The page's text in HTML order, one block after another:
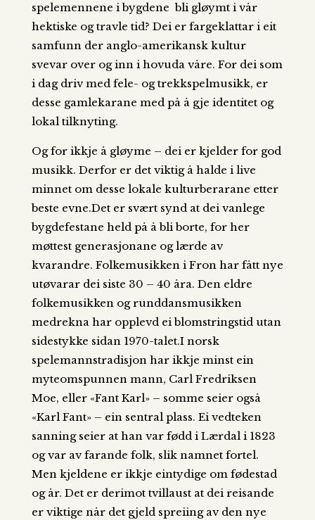
spelemennene i bygdene bli gløymt i vår
hektiske og travle tid? Dei er fargeklattar i eit
samfunn der anglo-amerikansk kultur
svevar over og inn i hovuda våre. For dei som
i dag driv med fele- og trekkspelmusikk, er
desse gamlekarane med på å gje identitet og
lokal tilknyting.
Og for ikkje å gløyme – dei er kjelder for god
musikk. Derfor er det viktig å halde i live
minnet om desse lokale kulturberarane etter
beste evne.Det er svært synd at dei vanlege
bygdefestane held på å bli borte, for her
møttest generasjonane og lærde av
kvarandre. Folkemusikken i Fron har fått nye
utøvarar dei siste 30 – 40 åra. Den eldre
folkemusikken og runddansmusikken
medrekna har opplevd ei blomstringstid utan
sidestykke sidan 1970-talet.I norsk
spelemannstradisjon har ikkje minst ein
myteomspunnen mann, Carl Fredriksen
Moe, eller «Fant Karl» – somme seier også
«Karl Fant» – ein sentral plass. Ei vedteken
sanning seier at han var fødd i Lærdal i 1823
og var av farande folk, slik namnet fortel.
Men kjeldene er ikkje eintydige om fødestad
og år. Det er derimot tvillaust at dei reisande
er viktige når det gjeld spreiing av den nye